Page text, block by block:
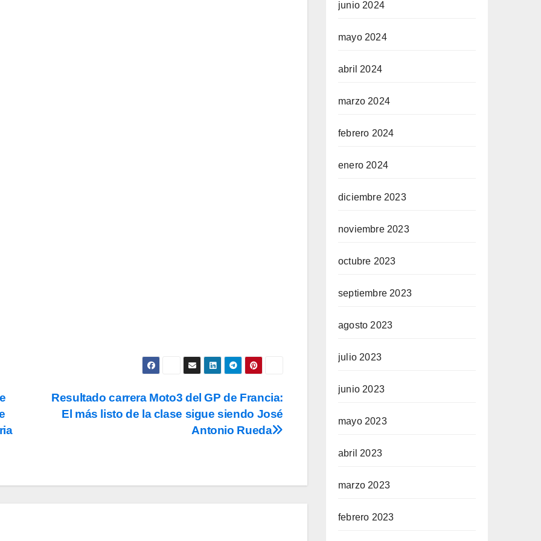
Resultado carrera Moto3 del GP de Francia:
El más listo de la clase sigue siendo José
Antonio Rueda
junio 2024
mayo 2024
abril 2024
marzo 2024
febrero 2024
enero 2024
diciembre 2023
noviembre 2023
octubre 2023
septiembre 2023
agosto 2023
julio 2023
junio 2023
mayo 2023
abril 2023
marzo 2023
febrero 2023